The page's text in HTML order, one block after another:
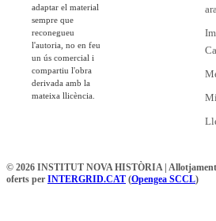
adaptar el material
sempre que
reconegueu
l'autoria, no en feu
un ús comercial i
compartiu l'obra
derivada amb la
mateixa llicència.
© 2026 INSTITUT NOVA HISTÒRIA | Allotjament
oferts per INTERGRID.CAT (Opengea SCCL)